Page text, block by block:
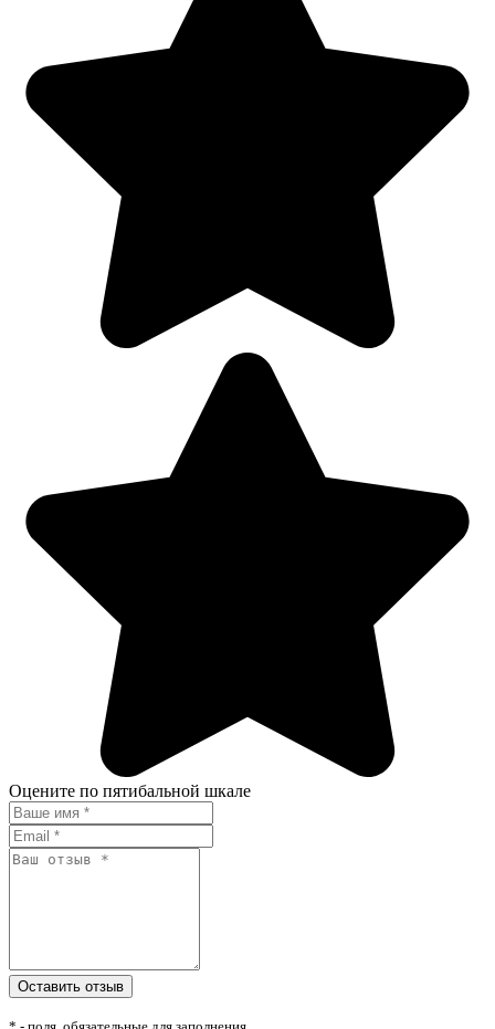
Оцените по пятибальной шкале